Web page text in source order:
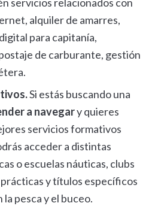
alquiler de amarres,
para capitanía,
de carburante, gestión
Si estás buscando una
a navegary quieres
servicios formativos
acceder a distintas
o escuelas náuticas, clubs
y títulos específicos
pesca y el buceo.